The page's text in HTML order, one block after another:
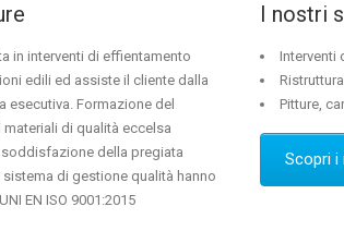
in interventi di effientamento
edili ed assiste il cliente dalla
esecutiva. Formazione del
di qualità eccelsa
della pregiata
di gestione qualità hanno
EN ISO 9001:2015
I nostri
Interventi
Pitture,
Scopri i